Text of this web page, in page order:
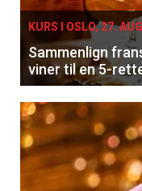
KURS I OSLO, 27.
Sammenlign
viner til en 5-